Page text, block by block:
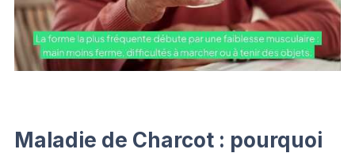
Maladie de Charcot : pourquoi